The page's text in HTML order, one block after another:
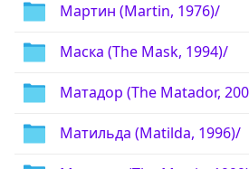
Мартин (Martin, 1976)/
Маска (The Mask, 1994)/
Матадор (The Matador,
Матильда (Matilda, 1996)/